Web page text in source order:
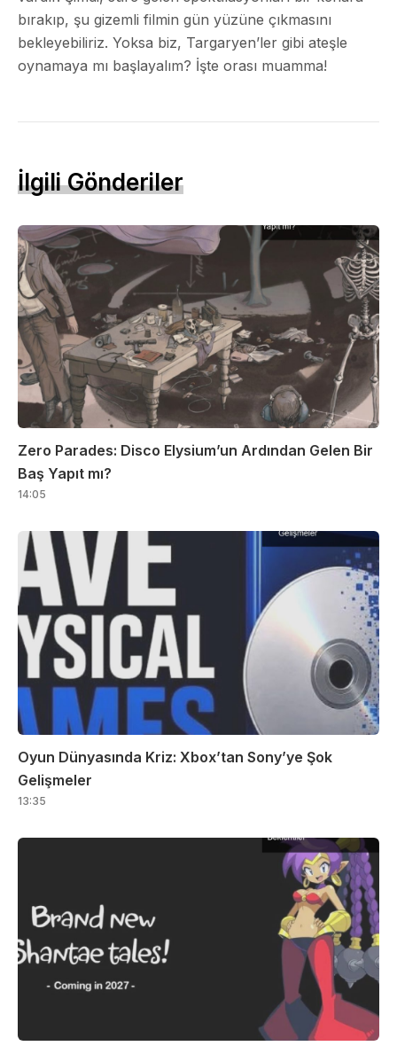
bırakıp, şu gizemli filmin gün yüzüne çıkmasını
bekleyebiliriz. Yoksa biz, Targaryen’ler gibi ateşle
oynamaya mı başlayalım? İşte orası muamma!
İlgili Gönderiler
Zero Parades: Disco Elysium’un Ardından Gelen Bir
Baş Yapıt mı?
14:05
Oyun Dünyasında Kriz: Xbox’tan Sony’ye Şok
Gelişmeler
13:35